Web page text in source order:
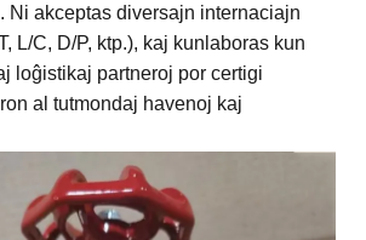
Ni akceptas diversajn internaciajn
L/C, D/P, ktp.), kaj kunlaboras kun
loĝistikaj partneroj por certigi
al tutmondaj havenoj kaj